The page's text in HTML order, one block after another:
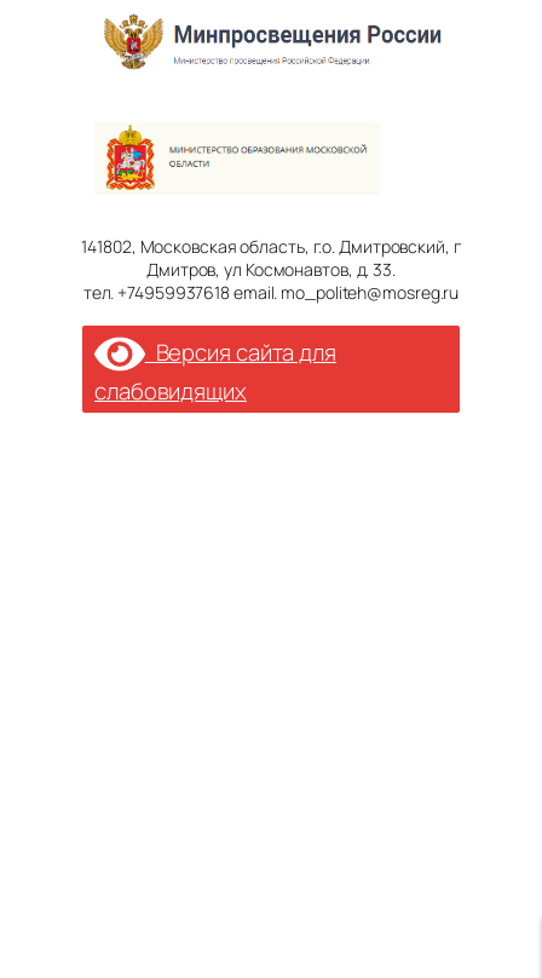
141802, Московская область, г.о. Дмитровский, г
Дмитров, ул Космонавтов, д. 33.
тел. +74959937618 email. mo_politeh@mosreg.ru
Версия сайта для
слабовидящих